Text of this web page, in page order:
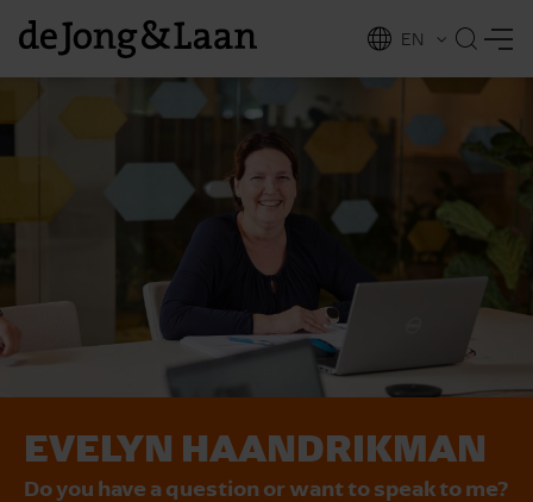
EN
NL
EVELYN HAANDRIKMAN
Do you have a question or want to speak to me?